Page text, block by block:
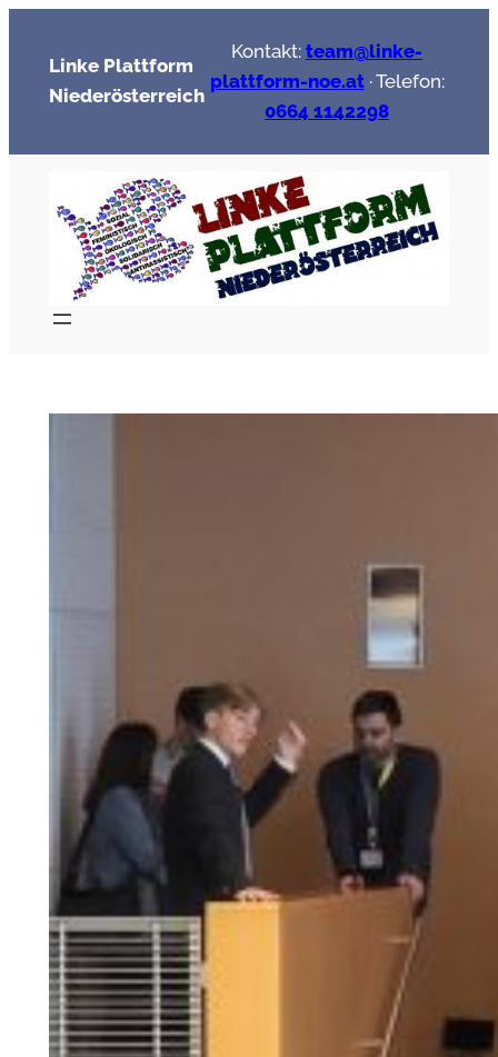
springen
Linke Plattform
Niederösterreich
Kontakt: team@linke-
plattform-noe.at· Telefon:
0664 1142298